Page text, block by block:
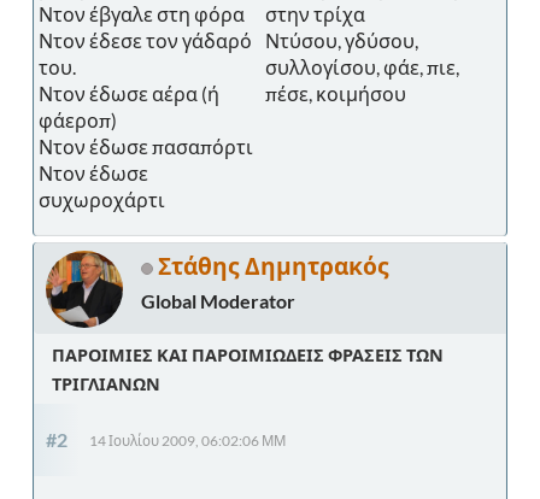
Ντον έβγαλε στη φόρα
Ντον έδεσε τον γάδαρό
του.
Ντον έδωσε αέρα (ή
φάεροπ)
Ντον έδωσε πασαπόρτι
Ντον έδωσε
συχωροχάρτι
στην τρίχα
Ντύσου, γδύσου,
συλλογίσου, φάε, πιε,
πέσε, κοιμήσου
Στάθης Δημητρακός
Global Moderator
ΠΑΡΟΙΜΙΕΣ ΚΑΙ ΠΑΡΟΙΜΙΩΔΕΙΣ ΦΡΑΣΕΙΣ ΤΩΝ
ΤΡΙΓΛΙΑΝΩΝ
#2 14 Ιουλίου 2009, 06:02:06 ΜΜ